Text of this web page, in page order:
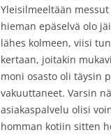
Yleisilmeeltään
hieman epäselvä olo
lähes kolmeen, viisi
kertaan, joitakin
moni osasto oli täysin
vakuuttaneet. Varsin
asiakaspalvelu olisi
homman kotiin sitten